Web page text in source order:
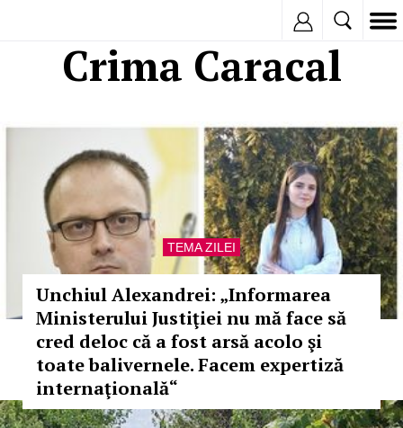
Crima Caracal
TEMA ZILEI
Unchiul Alexandrei: „Informarea
Ministerului Justiţiei nu mă face să
cred deloc că a fost arsă acolo şi
toate balivernele. Facem expertiză
internaţională“